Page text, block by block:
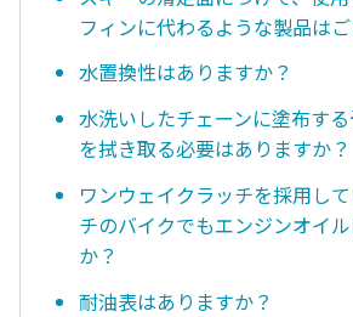
フィンに代わるような製品は
水置換性はありますか？
水洗いしたチェーンに塗布す
を拭き取る必要はありますか？
ワンウェイクラッチを採用し
チのバイクでもエンジンオイ
か？
耐油表はありますか？